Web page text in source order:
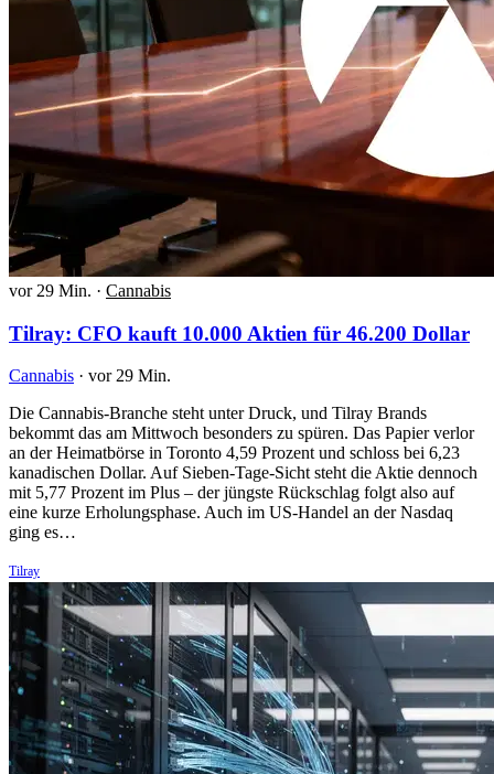
vor 29 Min. · Cannabis
Tilray: CFO kauft 10.000 Aktien für 46.200 Dollar
Cannabis · vor 29 Min.
Die Cannabis-Branche steht unter Druck, und Tilray Brands
bekommt das am Mittwoch besonders zu spüren. Das Papier verlor
an der Heimatbörse in Toronto 4,59 Prozent und schloss bei 6,23
kanadischen Dollar. Auf Sieben-Tage-Sicht steht die Aktie dennoch
mit 5,77 Prozent im Plus – der jüngste Rückschlag folgt also auf
eine kurze Erholungsphase. Auch im US-Handel an der Nasdaq
ging es…
Tilray